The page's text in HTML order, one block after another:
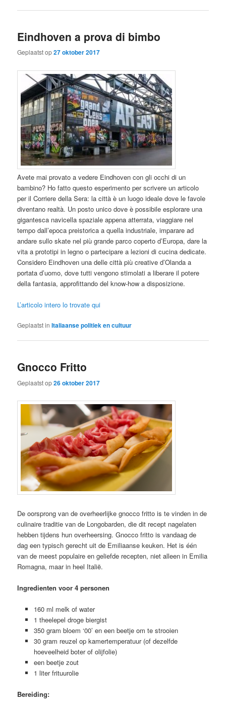
Eindhoven a prova di bimbo
Geplaatst op27 oktober 2017
Avete mai provato a vedere Eindhoven con gli occhi di un
bambino? Ho fatto questo esperimento per scrivere un articolo
per il Corriere della Sera: la città è un luogo ideale dove le favole
diventano realtà. Un posto unico dove è possibile esplorare una
gigantesca navicella spaziale appena atterrata, viaggiare nel
tempo dall’epoca preistorica a quella industriale, imparare ad
andare sullo skate nel più grande parco coperto d’Europa, dare la
vita a prototipi in legno o partecipare a lezioni di cucina dedicate.
Considero Eindhoven una delle città più creative d’Olanda a
portata d’uomo, dove tutti vengono stimolati a liberare il potere
della fantasia, approfittando del know-how a disposizione.
L’articolo intero lo trovate qui
Geplaatst in Italiaanse politiek en cultuur
Gnocco Fritto
Geplaatst op26 oktober 2017
De oorsprong van de overheerlijke gnocco fritto is te vinden in de
culinaire traditie van de Longobarden, die dit recept nagelaten
hebben tijdens hun overheersing. Gnocco fritto is vandaag de
dag een typisch gerecht uit de Emiliaanse keuken. Het is één
van de meest populaire en geliefde recepten, niet alleen in Emilia
Romagna, maar in heel Italië.
Ingredienten voor 4 personen
160 ml melk of water
1 theelepel droge biergist
350 gram bloem ‘00’ en een beetje om te strooien
30 gram reuzel op kamertemperatuur (of dezelfde
hoeveelheid boter of olijfolie)
een beetje zout
1 liter frituurolie
Bereiding: